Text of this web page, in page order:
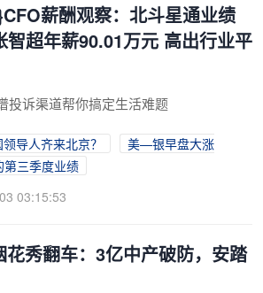
薪酬观察：北斗星通业绩
智超年薪90.01万元 高出行业平
投诉渠道帮你搞定生活难题
导人齐来北京？
美—银早盘大涨
三季度业绩
03:15:53
秀翻车：3亿中产破防，安踏